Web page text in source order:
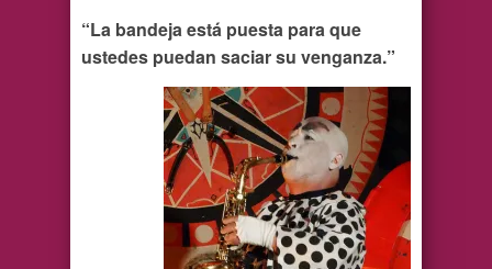
“La bandeja está puesta para que
ustedes puedan saciar su venganza.”